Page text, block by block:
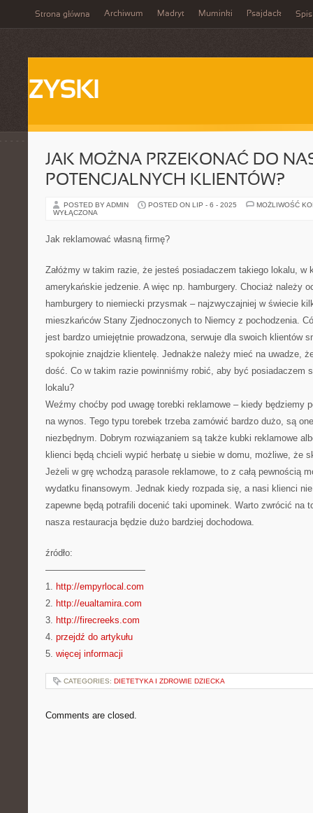
Strona główna Archiwum Madryt Muminki Psajdack Spis
ZYSKI
JAK MOŻNA PRZEKONAĆ DO
POTENCJALNYCH KLIENTÓW?
POSTED BY ADMIN POSTED ON LIP - 6 - 2025
MOŻLIWOŚĆ
WYŁĄCZONA
Jak reklamować własną firmę?
Załóżmy w takim razie, że jesteś posiadaczem takiego lokalu, w
amerykańskie jedzenie. A więc np. hamburgery. Chociaż należy
hamburgery to niemiecki przysmak – najzwyczajniej w świecie
mieszkańców Stany Zjednoczonych to Niemcy z pochodzenia.
jest bardzo umiejętnie prowadzona, serwuje dla swoich klientów
spokojnie znajdzie klientelę. Jednakże należy mieć na uwadze,
dość. Co w takim razie powinniśmy robić, aby być posiadaczem
lokalu?
Weźmy choćby pod uwagę torebki reklamowe – kiedy będziemy
na wynos. Tego typu torebek trzeba zamówić bardzo dużo, są
niezbędnym. Dobrym rozwiązaniem są także kubki reklamowe
klienci będą chcieli wypić herbatę u siebie w domu, możliwe, że
Jeżeli w grę wchodzą parasole reklamowe, to z całą pewnością
wydatku finansowym. Jednak kiedy rozpada się, a nasi klienci
zapewne będą potrafili docenić taki upominek. Warto zwrócić na
nasza restauracja będzie dużo bardziej dochodowa.
źródło:
———————————
1. http://empyrlocal.com
2. http://eualtamira.com
3. http://firecreeks.com
4. przejdź do artykułu
5. więcej informacji
CATEGORIES: DIETETYKA I ZDROWIE DZIECKA
Comments are closed.